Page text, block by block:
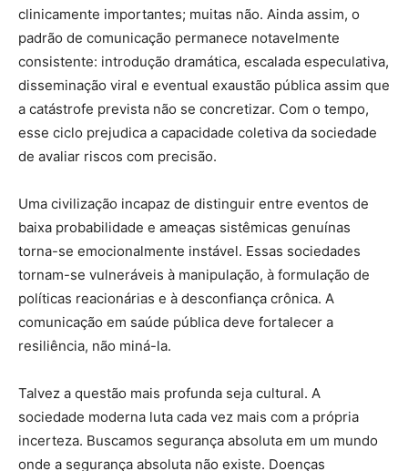
clinicamente importantes; muitas não. Ainda assim, o
padrão de comunicação permanece notavelmente
consistente: introdução dramática, escalada especulativa,
disseminação viral e eventual exaustão pública assim que
a catástrofe prevista não se concretizar. Com o tempo,
esse ciclo prejudica a capacidade coletiva da sociedade
de avaliar riscos com precisão.
Uma civilização incapaz de distinguir entre eventos de
baixa probabilidade e ameaças sistêmicas genuínas
torna-se emocionalmente instável. Essas sociedades
tornam-se vulneráveis à manipulação, à formulação de
políticas reacionárias e à desconfiança crônica. A
comunicação em saúde pública deve fortalecer a
resiliência, não miná-la.
Talvez a questão mais profunda seja cultural. A
sociedade moderna luta cada vez mais com a própria
incerteza. Buscamos segurança absoluta em um mundo
onde a segurança absoluta não existe. Doenças